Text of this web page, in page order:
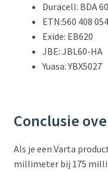
Duracell: BDA 60
ETN:560 408 054
Exide: EB620
JBE: JBL60-HA
Yuasa: YBX5027
Conclusie
Als je een Varta
millimeter bij 175